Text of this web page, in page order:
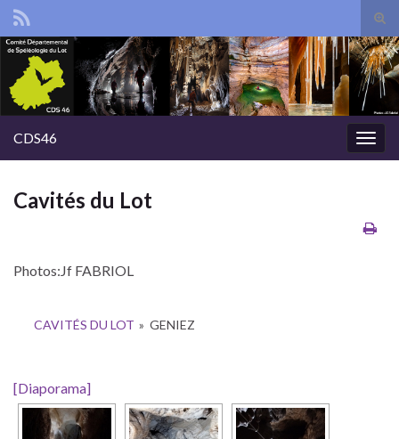
Search for:
CDS46
Cavités du Lot
Photos:Jf FABRIOL
CAVITÉS DU LOT » GENIEZ
[Diaporama]